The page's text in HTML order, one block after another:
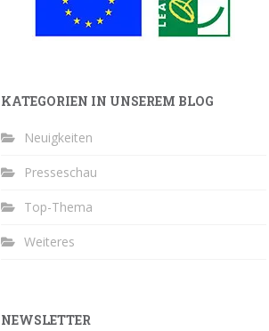
KATEGORIEN IN UNSEREM BLOG
Neuigkeiten
Presseschau
Top-Thema
Weiteres
NEWSLETTER